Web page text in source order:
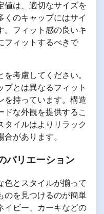
値は、適切なサイズを
くのキャップにはサイ
。フィット感の良いキ
フィットするべきで
考慮してください。
とは異なるフィット
を持っています。構造
ドな外観を提供するこ
タイルはよりリラック
があります。
バリエーション
色とスタイルが揃って
のを見つけるのが簡単
イビー、カーキなどの